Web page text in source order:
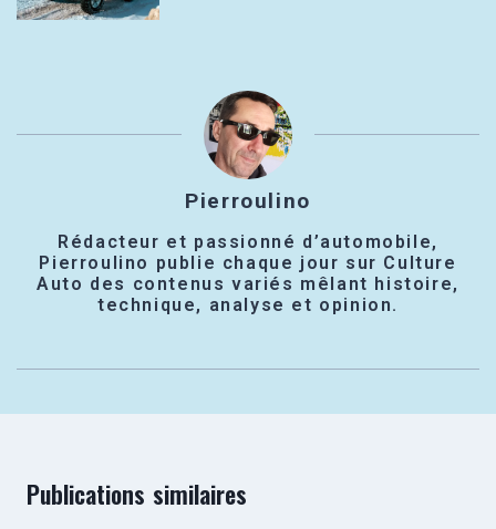
Pierroulino
Rédacteur et passionné d’automobile,
Pierroulino publie chaque jour sur Culture
Auto des contenus variés mêlant histoire,
technique, analyse et opinion.
Publications similaires